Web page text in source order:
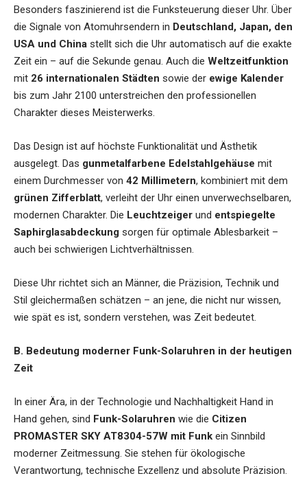
Besonders faszinierend ist die Funksteuerung dieser Uhr. Über
die Signale von Atomuhrsendern in Deutschland, Japan, den
USA und China stellt sich die Uhr automatisch auf die exakte
Zeit ein – auf die Sekunde genau. Auch die Weltzeitfunktion
mit 26 internationalen Städten sowie der ewige Kalender
bis zum Jahr 2100 unterstreichen den professionellen
Charakter dieses Meisterwerks.
Das Design ist auf höchste Funktionalität und Ästhetik
ausgelegt. Das gunmetalfarbene Edelstahlgehäuse mit
einem Durchmesser von 42 Millimetern, kombiniert mit dem
grünen Zifferblatt, verleiht der Uhr einen unverwechselbaren,
modernen Charakter. Die Leuchtzeiger und entspiegelte
Saphirglasabdeckung sorgen für optimale Ablesbarkeit –
auch bei schwierigen Lichtverhältnissen.
Diese Uhr richtet sich an Männer, die Präzision, Technik und
Stil gleichermaßen schätzen – an jene, die nicht nur wissen,
wie spät es ist, sondern verstehen, was Zeit bedeutet.
B. Bedeutung moderner Funk-Solaruhren in der heutigen
Zeit
In einer Ära, in der Technologie und Nachhaltigkeit Hand in
Hand gehen, sind Funk-Solaruhren wie die Citizen
PROMASTER SKY AT8304-57W mit Funk ein Sinnbild
moderner Zeitmessung. Sie stehen für ökologische
Verantwortung, technische Exzellenz und absolute Präzision.